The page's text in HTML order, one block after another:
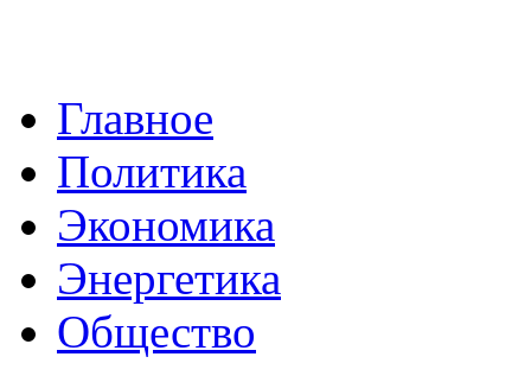
Главное
Политика
Экономика
Энергетика
Общество